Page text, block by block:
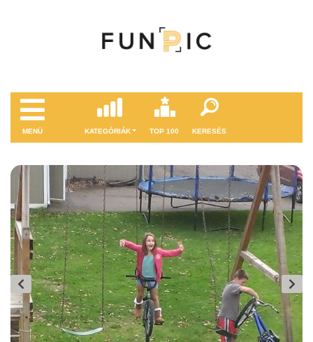
MENÜ KATEGÓRIÁK TOP 100 KERESÉS